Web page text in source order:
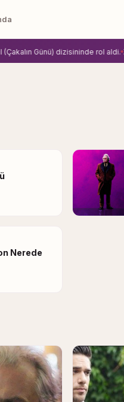
Günü) dizisininde rol aldi.
Nerede